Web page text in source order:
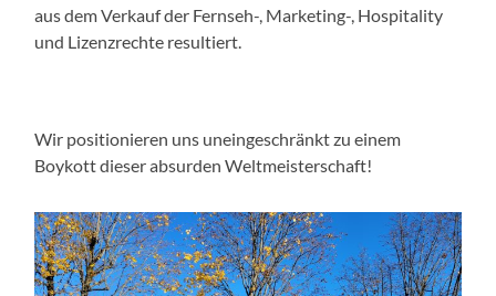
aus dem Verkauf der Fernseh-, Marketing-, Hospitality
und Lizenzrechte resultiert.
Wir positionieren uns uneingeschränkt zu einem
Boykottdieserabsurden Weltmeisterschaft!